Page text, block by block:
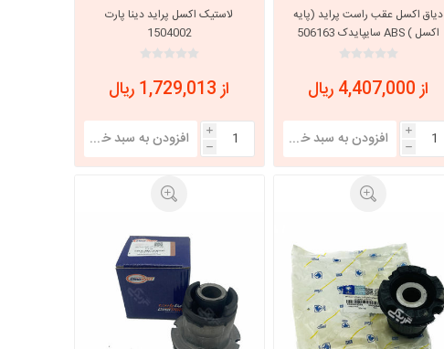
نیسان وانت
دیاق اکسل عقب راست پراید (پایه
اکسل ) ABS سایپایدک 506163
از 4,407,000 ریال
i
h
لاستیک اکسل پراید دینا پارت
1504002
از 1,729,013 ریال
i
h